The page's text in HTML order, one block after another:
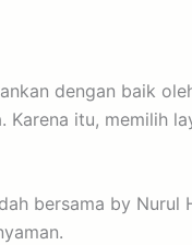
dengan baik
itu, memilih
bersama by